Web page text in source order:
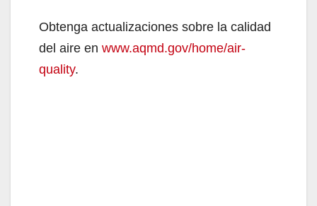
Obtenga actualizaciones sobre la calidad
del aire en www.aqmd.gov/home/air-
quality.